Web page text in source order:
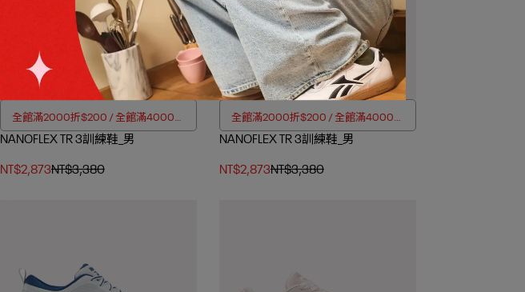
全館滿2000折$200 / 全館滿4000折
$350
NANOFLEX TR 3訓練鞋_男
NT$2,873NT$3,380
全館滿2000折$200 / 全館滿4000折
$350
NANOFLEX TR 3訓練鞋_男
NT$2,873NT$3,380